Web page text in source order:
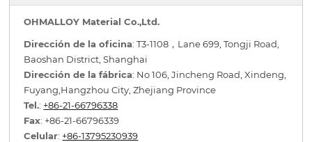
OHMALLOY Material Co.,Ltd.
Dirección de la oficina: T3-1108，Lane 699, Tongji Road,
Baoshan District, Shanghai
Dirección de la fábrica: No 106, Jincheng Road, Xindeng,
Fuyang,Hangzhou City, Zhejiang Province
Tel.: +86-21-66796338
Fax: +86-21-66796339
Celular: +86-13795230939